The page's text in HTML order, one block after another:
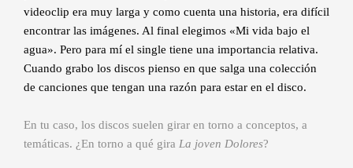
videoclip era muy larga y como cuenta una historia, era difícil
encontrar las imágenes. Al final elegimos «Mi vida bajo el
agua». Pero para mí el single tiene una importancia relativa.
Cuando grabo los discos pienso en que salga una colección
de canciones que tengan una razón para estar en el disco.
En tu caso, los discos suelen girar en torno a conceptos, a
temáticas. ¿En torno a qué gira La joven Dolores?